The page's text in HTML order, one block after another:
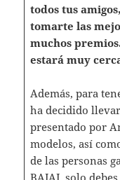
todos tus
tomarte las
muchos
estará muy
Además, para
ha decidido
presentado por
modelos, así
de las personas
BAJAJ, solo